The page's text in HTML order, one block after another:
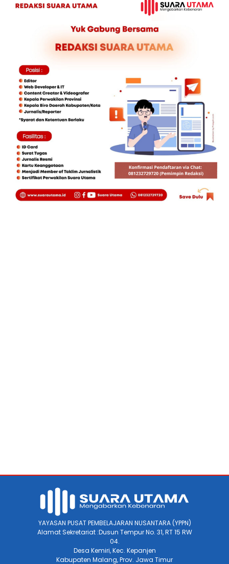
YAYASAN PUSAT PEMBELAJARAN NUSANTARA (YPPN)
Alamat Sekretariat :Dusun Tempur No. 31, RT 15 RW
04.
Desa Kemiri, Kec. Kepanjen
Kabupaten Malang, Prov. Jawa Timur